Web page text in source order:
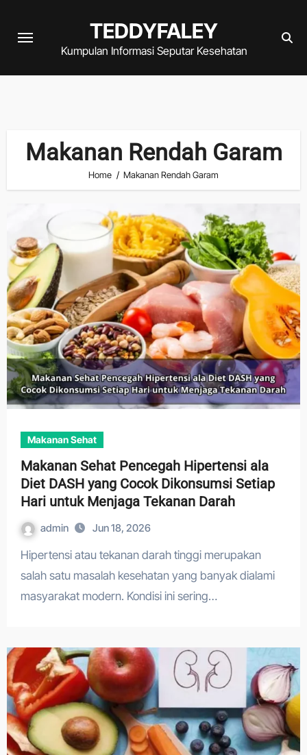
TEDDYFALEY
Kumpulan Informasi Seputar Kesehatan
Makanan Rendah Garam
Home Makanan Rendah Garam
Makanan Sehat
Makanan Sehat Pencegah Hipertensi ala
Diet DASH yang Cocok Dikonsumsi Setiap
Hari untuk Menjaga Tekanan Darah
admin Jun 18, 2026
Hipertensi atau tekanan darah tinggi merupakan
salah satu masalah kesehatan yang banyak dialami
masyarakat modern. Kondisi ini sering…